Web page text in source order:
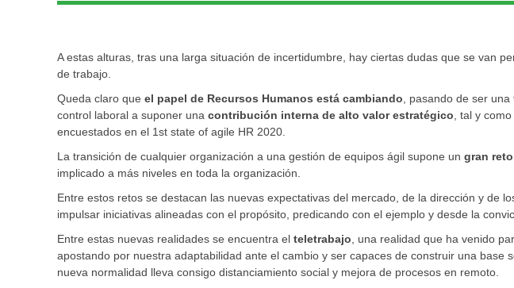
A estas alturas, tras una larga situación de incertidumbre, hay ciertas dudas que se van
de trabajo.
Queda claro que el papel de Recursos Humanos está cambiando, pasando de ser
control laboral a suponer una contribución interna de alto valor estratégico, tal y
encuestados en el 1st state of agile HR 2020.
La transición de cualquier organización a una gestión de equipos ágil supone un gran reto
implicado a más niveles en toda la organización.
Entre estos retos se destacan las nuevas expectativas del mercado, de la dirección y de
impulsar iniciativas alineadas con el propósito, predicando con el ejemplo y desde la
Entre estas nuevas realidades se encuentra el teletrabajo, una realidad que ha venido
apostando por nuestra adaptabilidad ante el cambio y ser capaces de construir una base
nueva normalidad lleva consigo distanciamiento social y mejora de procesos en remoto.